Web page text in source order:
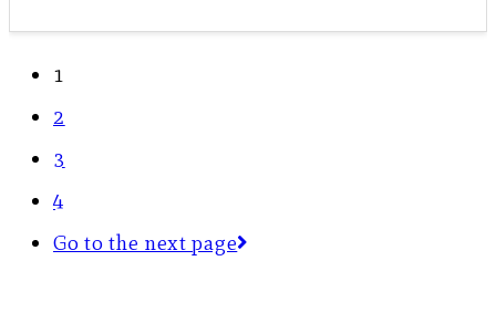
1
2
3
4
Go to the next page